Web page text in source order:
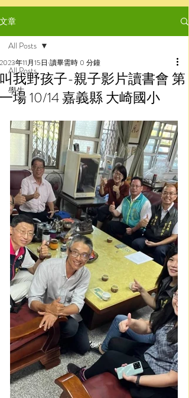
文章
All Posts
學生
All Posts
叫我野孩子-親子影片讀書會 第
一場 10/14 嘉義縣 大崎國小
2023年11月15日 讀畢需時 0 分鐘